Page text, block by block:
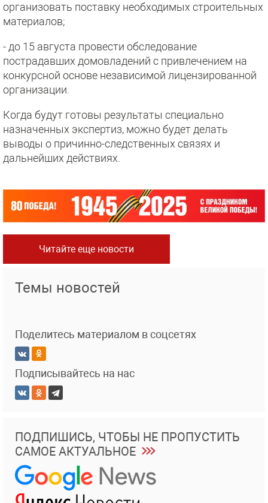
организовать поставку необходимых строительных
материалов;
- до 15 августа провести обследование
пострадавших домовладений с привлечением на
конкурсной основе независимой лицензированной
организации.
Когда будут готовы результаты специально
назначенных экспертиз, можно будет делать
выводы о причинно-следственных связях и
дальнейших действиях.
Читайте еще новости
Темы новостей
Поделитесь материалом в соцсетях
Подписывайтесь на нас
ПОДПИШИСЬ, ЧТОБЫ НЕ ПРОПУСТИТЬ
САМОЕ АКТУАЛЬНОЕ